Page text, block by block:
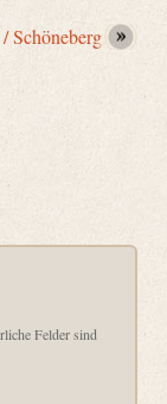
Schöneberg
Felder sind